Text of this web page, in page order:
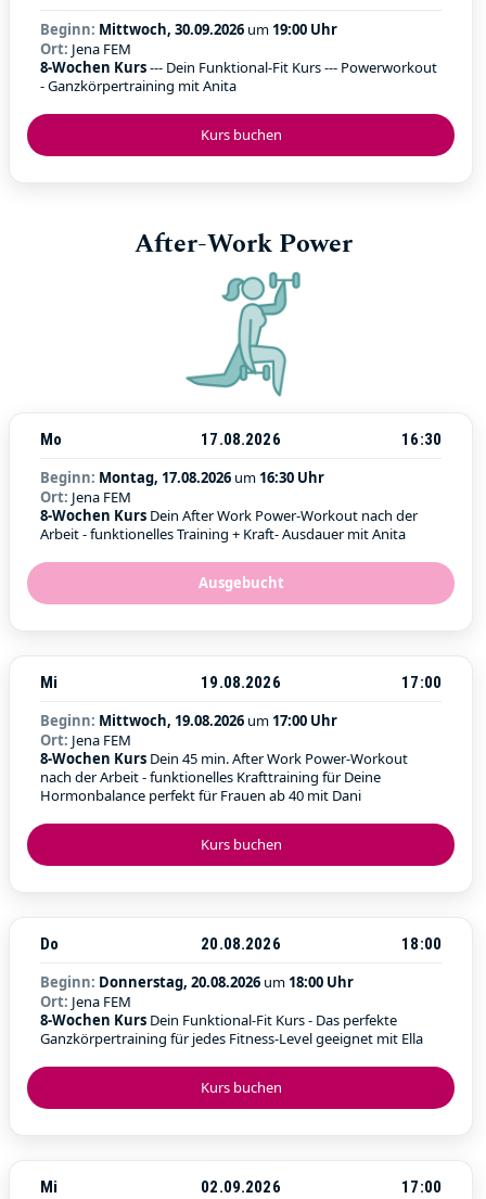
Kurs buchen
Beginn: Mittwoch, 30.09.2026 um 19:00 Uhr
Ort: Jena FEM
8-Wochen Kurs--- Dein Funktional-Fit Kurs --- Powerworkout
- Ganzkörpertraining mit Anita
After-Work Power
Ausgebucht
Mo 17.08.2026
16:30
Beginn: Montag, 17.08.2026 um 16:30 Uhr
Ort: Jena FEM
8-Wochen Kurs Dein After Work Power-Workout nach der
Arbeit - funktionelles Training + Kraft- Ausdauer mit Anita
Kurs buchen
Mi 19.08.2026
17:00
Beginn: Mittwoch, 19.08.2026 um 17:00 Uhr
Ort: Jena FEM
8-Wochen Kurs Dein 45 min. After Work Power-Workout
nach der Arbeit - funktionelles Krafttraining für Deine
Hormonbalance perfekt für Frauen ab 40 mit Dani
Kurs buchen
Do 20.08.2026
18:00
Beginn: Donnerstag, 20.08.2026 um 18:00 Uhr
Ort: Jena FEM
8-Wochen Kurs Dein Funktional-Fit Kurs - Das perfekte
Ganzkörpertraining für jedes Fitness-Level geeignet mit Ella
Mi 02.09.2026
17:00